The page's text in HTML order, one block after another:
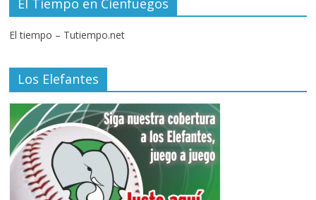
El tiempo – Tutiempo.net
Los Elefantes